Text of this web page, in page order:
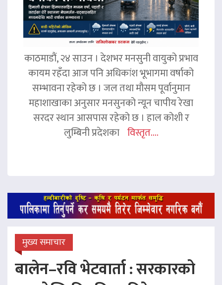
काठमाडौं, २४ साउन । देशभर मनसुनी वायुको प्रभाव
कायम रहँदा आज पनि अधिकांश भूभागमा वर्षाको
सम्भावना रहेको छ । जल तथा मौसम पूर्वानुमान
महाशाखाका अनुसार मनसुनको न्यून चापीय रेखा
सरदर स्थान आसपास रहेको छ । हाल कोशी र
लुम्बिनी प्रदेशका विस्तृत....
मुख्य समाचार
बालेन–रवि भेटवार्ता : सरकारको